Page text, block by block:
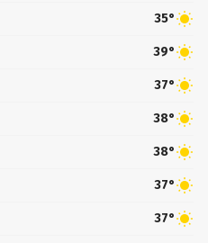
35°
39°
37°
38°
38°
37°
37°